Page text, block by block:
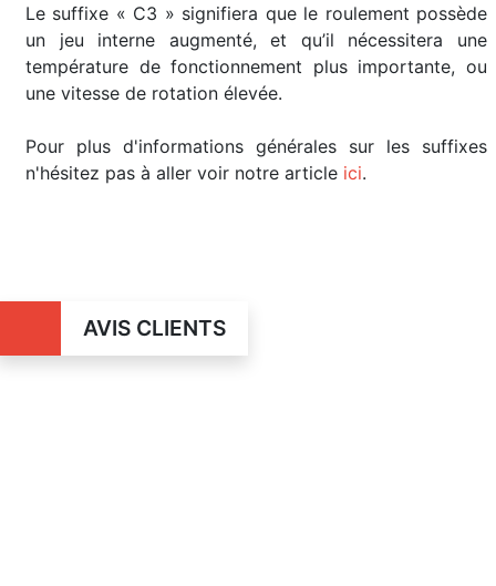
Le suffixe « C3 » signifiera que le roulement possède
un jeu interne augmenté, et qu’il nécessitera une
température de fonctionnement plus importante, ou
une vitesse de rotation élevée.
Pour plus d'informations générales sur les suffixes
n'hésitez pas à aller voir notre article ici.
AVIS CLIENTS